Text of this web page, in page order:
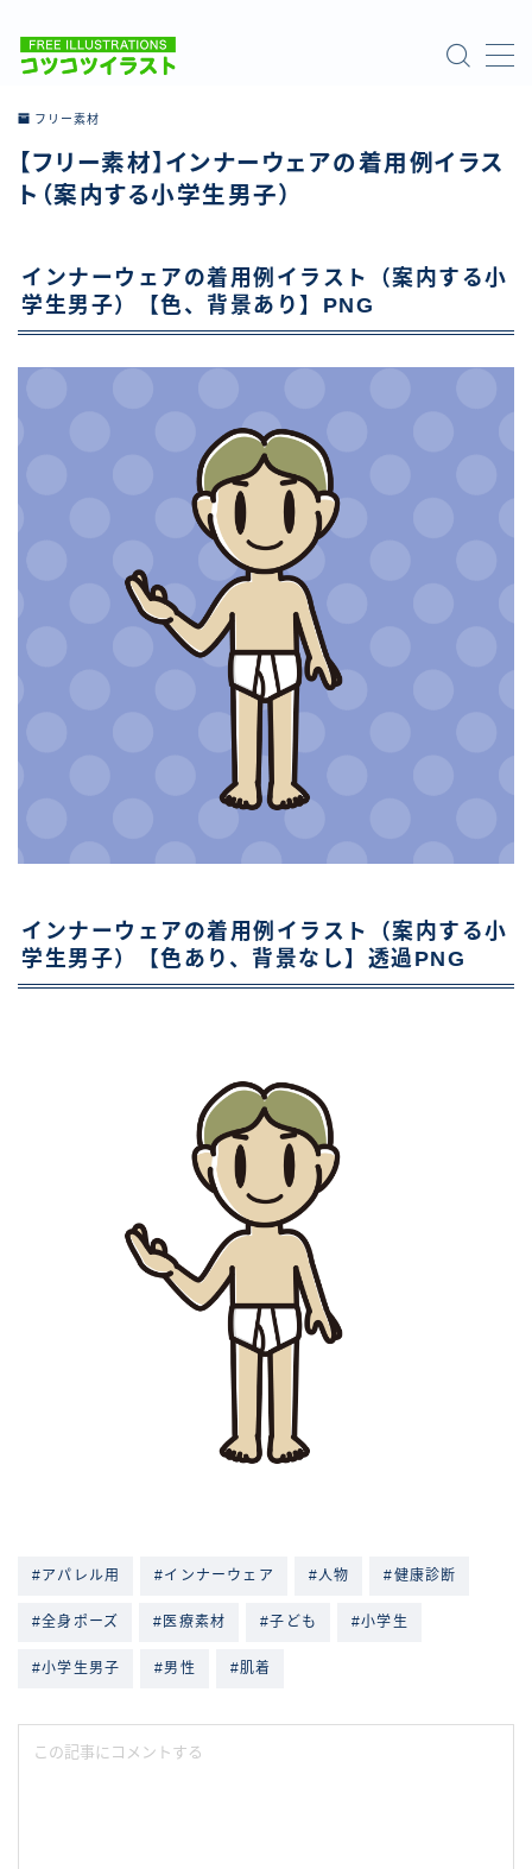
ホーム
お問い合わせ
フリー素材
【フリー素材】インナーウェアの着用例イラス
ト（案内する小学生男子）
インナーウェアの着用例イラスト（案内する小
学生男子）【色、背景あり】PNG
インナーウェアの着用例イラスト（案内する小
学生男子）【色あり、背景なし】透過PNG
#アパレル用 #インナーウェア #人物 #健康診断
#全身ポーズ #医療素材 #子ども #小学生
#小学生男子 #男性 #肌着